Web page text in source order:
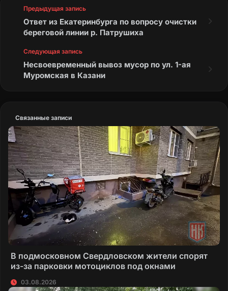
Предыдущая запись
Ответ из Екатеринбурга по вопросу очистки
береговой линии р. Патрушиха
Следующая запись
Несвоевременный вывоз мусор по ул. 1-ая
Муромская в Казани
Связанные записи
В подмосковном Свердловском жители спорят
из-за парковки мотоциклов под окнами
03.08.2026